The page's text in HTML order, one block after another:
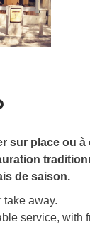
sur place ou à
de saison.
take away.
service, with